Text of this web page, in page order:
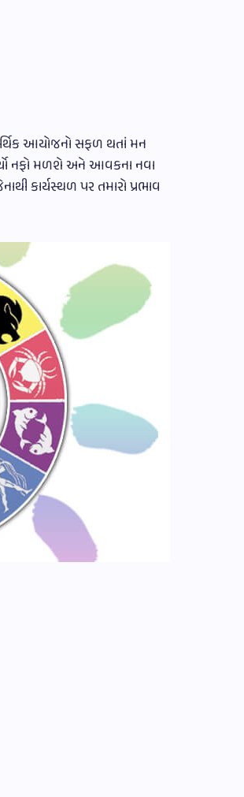
આયોજનો સફળ થતાં મન
નફો મળશે અને આવકના નવા
કાર્યસ્થળ પર તમારો પ્રભાવ